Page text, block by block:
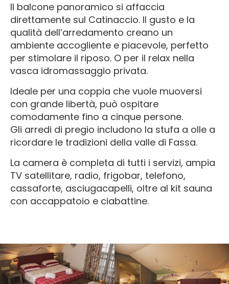
Il balcone panoramico si affaccia
direttamente sul Catinaccio. Il gusto e la
qualità dell’arredamento creano un
ambiente accogliente e piacevole, perfetto
per stimolare il riposo. O per il relax nella
vasca idromassaggio privata.
Ideale per una coppia che vuole muoversi
con grande libertà, può ospitare
comodamente fino a cinque persone.
Gli arredi di pregio includono la stufa a olle a
ricordare le tradizioni della valle di Fassa.
La camera è completa di tutti i servizi, ampia
TV satellitare, radio, frigobar, telefono,
cassaforte, asciugacapelli, oltre al kit sauna
con accappatoio e ciabattine.